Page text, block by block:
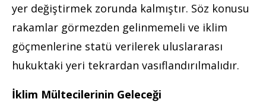
yer değiştirmek zorunda kalmıştır. Söz konusu
rakamlar görmezden gelinmemeli ve iklim
göçmenlerine statü verilerek uluslararası
hukuktaki yeri tekrardan vasıflandırılmalıdır.
İklim Mültecilerinin Geleceği